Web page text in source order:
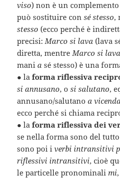
viso) non è un
può sostituire consé stesso,
stesso (ecco perché è
precisi:Marco si lava (lava
diretta, mentreMarco si
mania sé stesso) è una
● laforma riflessiva
si annusano, osi salutano,
annusano/salutanoa
ecco perché si chiama
● laforma riflessiva dei
se nella forma sono del
sono poi iverbi intransitivi
riflessivi intransitivi, cioè
le particelle pronominalimi,